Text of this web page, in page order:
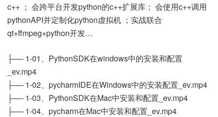
c++ ； 会跨平台开发python的c++扩展库； 会使用c++调用
pythonAPI并定制化python虚拟机 ；实战联合
qt+ffmpeg+python开发…
├── 1-01、PythonSDK在windows中的安装和配置
_ev.mp4
├── 1-02、pycharmIDE在Windows中的安装配置_ev.mp4
├── 1-03、PythonSDK在Mac中安装和配置_ev.mp4
├── 1-04、pycharm在Mac中安装和配置_ev.mp4